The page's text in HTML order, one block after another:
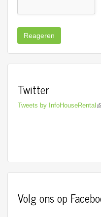
Reageren
Twitter
Tweets by InfoHouseRental
Volg ons op